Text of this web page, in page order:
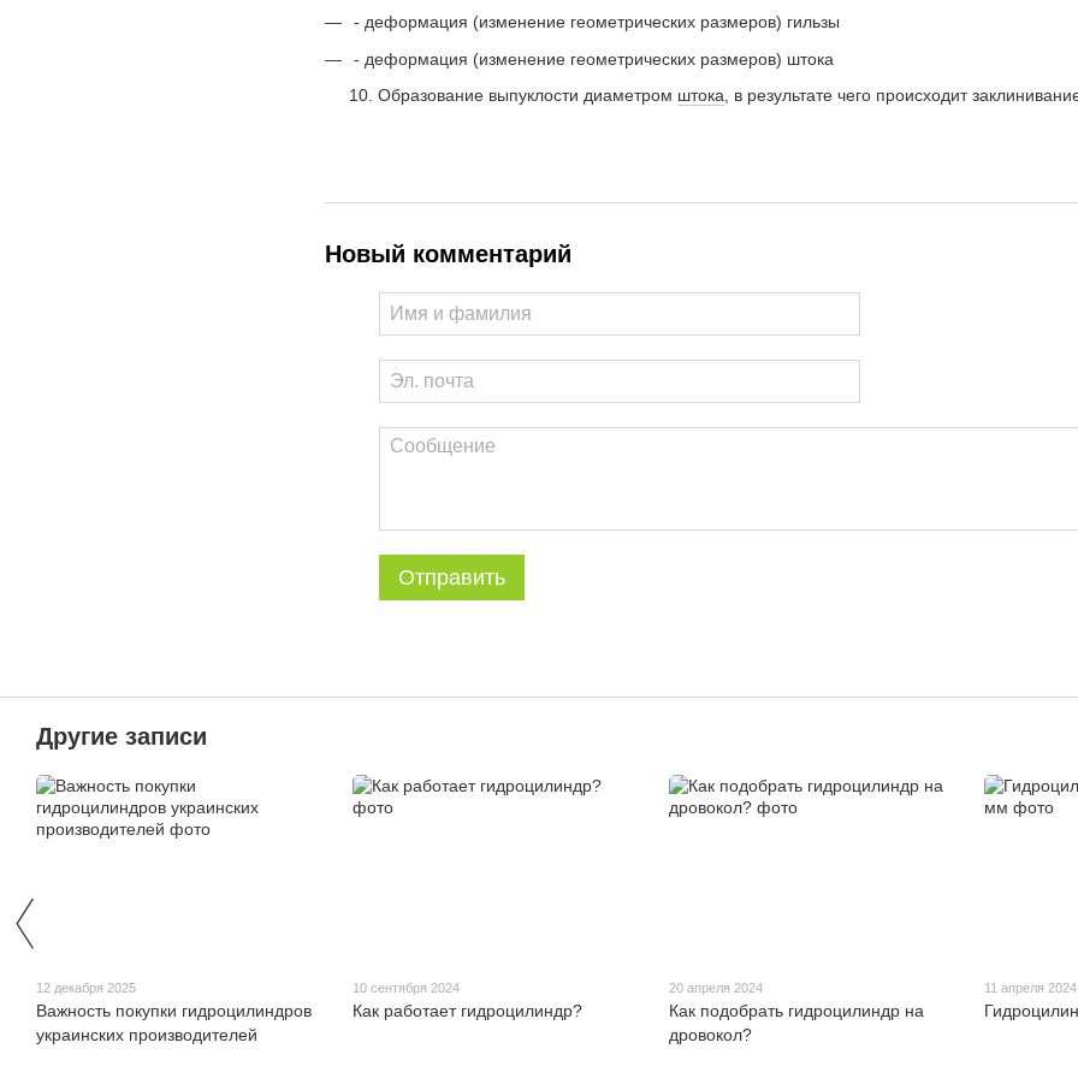
- деформация (изменение геометрических размеров) гильзы
- деформация (изменение геометрических размеров) штока
10. Образование выпуклости диаметром штока , в результате чего происходит
Новый комментарий
Отправить
Другие записи
12 декабря 2025
Важность покупки гидроцилиндров
украинских производителей
10 сентября 2024
Как работает гидроцилиндр?
20 апреля 2024
Как подобрать гидроцилиндр на
дровокол?
11 апреля 2024